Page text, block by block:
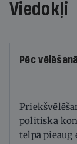
Viedokļi
Pēc
politiskā
telpā pieaug